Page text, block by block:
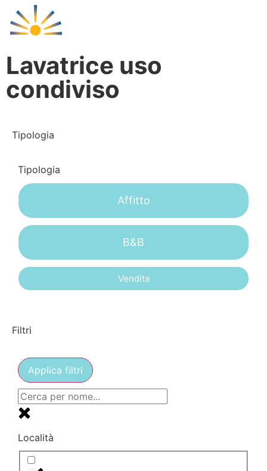
Lavatrice uso
condiviso
Tipologia
Tipologia
Affitto
B&B
Vendita
Filtri
Applica filtri
Località